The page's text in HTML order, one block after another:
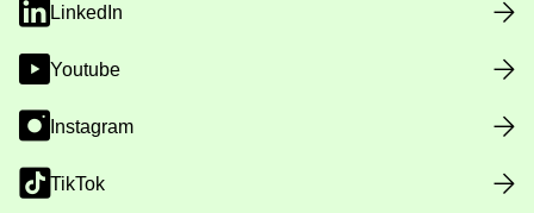
LinkedIn
Youtube
Instagram
TikTok